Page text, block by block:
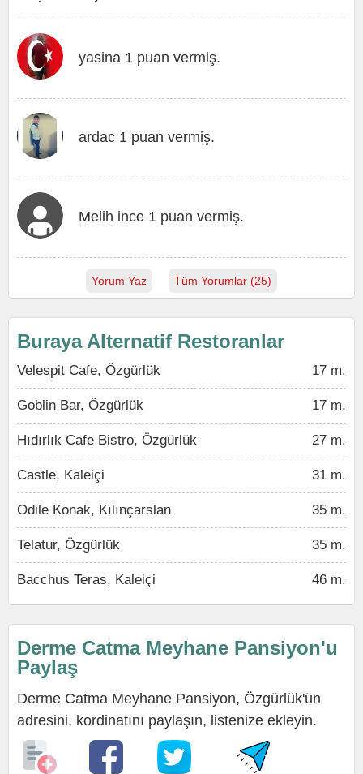
yasina 1 puan vermiş.
ardac 1 puan vermiş.
Melih ince 1 puan vermiş.
Yorum Yaz Tüm Yorumlar (25)
Buraya Alternatif Restoranlar
Velespit Cafe, Özgürlük 17 m.
Goblin Bar, Özgürlük 17 m.
Hıdırlık Cafe Bistro, Özgürlük 27 m.
Castle, Kaleiçi 31 m.
Odile Konak, Kılınçarslan 35 m.
Telatur, Özgürlük 35 m.
Bacchus Teras, Kaleiçi 46 m.
Derme Catma Meyhane Pansiyon'u
Paylaş
Derme Catma Meyhane Pansiyon, Özgürlük'ün
adresini, kordinatını paylaşın, listenize ekleyin.